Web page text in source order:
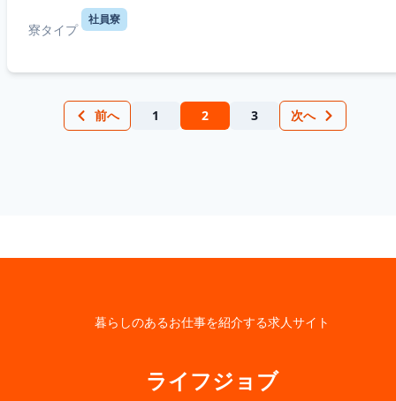
寮タイプ
社員寮
前へ 1 2 3 次へ
暮らしのあるお仕事を紹介する求人サイト
ライフジョブ